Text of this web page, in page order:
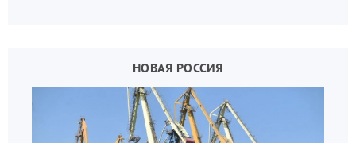
НОВАЯ РОССИЯ